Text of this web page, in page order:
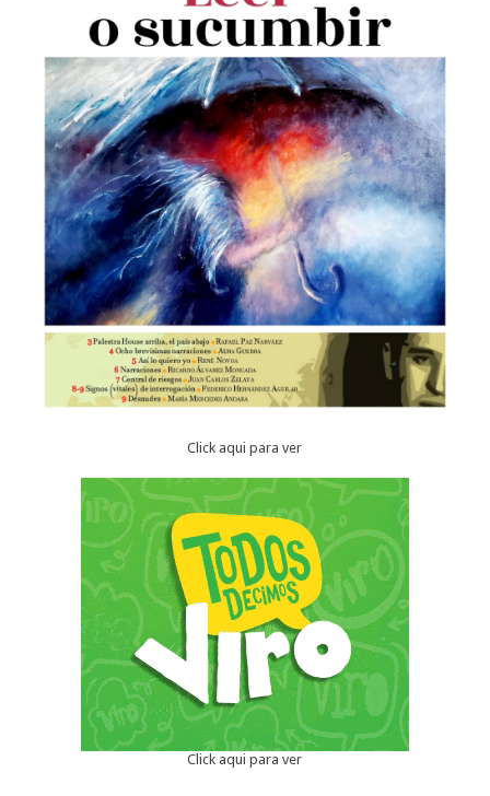
Click aqui para ver
Click aqui para ver